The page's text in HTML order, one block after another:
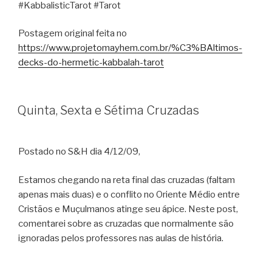
#KabbalisticTarot #Tarot
Postagem original feita no
https://www.projetomayhem.com.br/%C3%BAltimos-
decks-do-hermetic-kabbalah-tarot
Quinta, Sexta e Sétima Cruzadas
Postado no S&H dia 4/12/09,
Estamos chegando na reta final das cruzadas (faltam
apenas mais duas) e o conflito no Oriente Médio entre
Cristãos e Muçulmanos atinge seu ápice. Neste post,
comentarei sobre as cruzadas que normalmente são
ignoradas pelos professores nas aulas de história.